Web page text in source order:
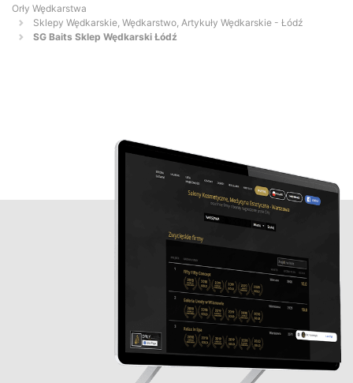
Orły Wędkarstwa
Sklepy Wędkarskie, Wędkarstwo, Artykuły Wędkarskie - Łódź
SG Baits Sklep Wędkarski Łódź